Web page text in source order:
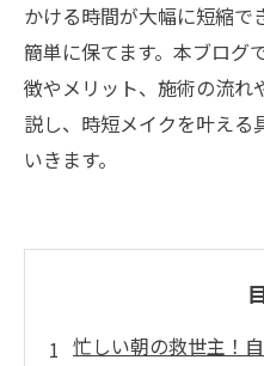
かける時間が大幅に短縮で
簡単に保てます。本ブログ
徴やメリット、施術の流れ
説し、時短メイクを叶える
いきます。
忙しい朝の救世主！